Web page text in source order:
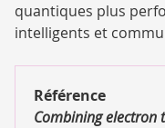
quantiques plus
intelligents et
Référence
Combining electron